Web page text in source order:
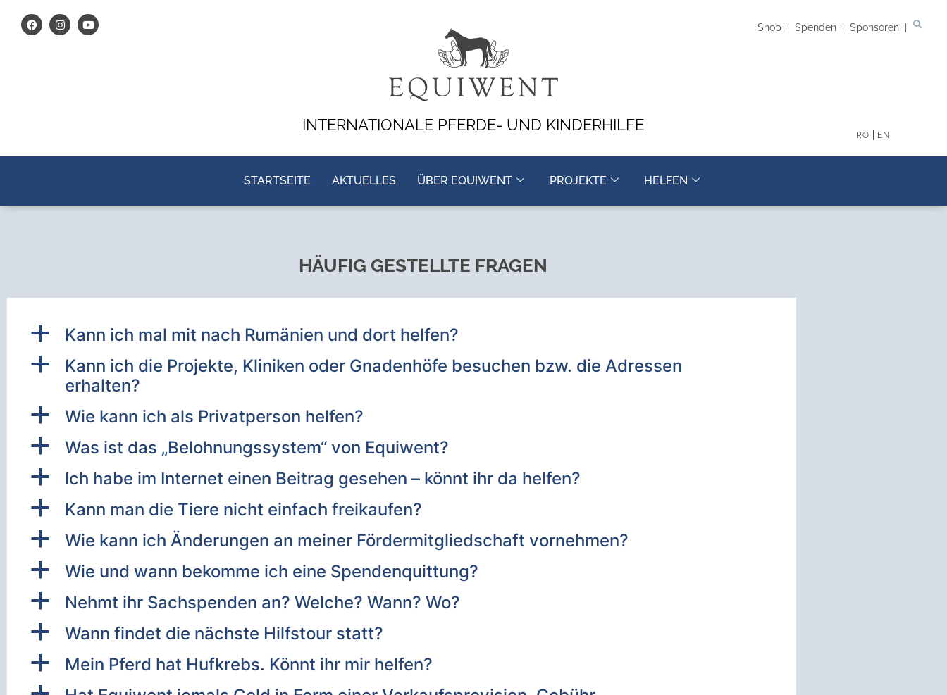
Shop Spenden Sponsoren
INTERNATIONALE PFERDE- UND KINDERHILFE
RO EN
STARTSEITE AKTUELLES ÜBER EQUIWENT PROJEKTE HELFEN
HÄUFIG GESTELLTE FRAGEN
a Kann ich mal mit nach Rumänien und dort helfen?
a
Kann ich die Projekte, Kliniken oder Gnadenhöfe besuchen bzw. die Adressen
erhalten?
a Wie kann ich als Privatperson helfen?
a Was ist das „Belohnungssystem“ von Equiwent?
a Ich habe im Internet einen Beitrag gesehen – könnt ihr da helfen?
a Kann man die Tiere nicht einfach freikaufen?
a Wie kann ich Änderungen an meiner Fördermitgliedschaft vornehmen?
a Wie und wann bekomme ich eine Spendenquittung?
a Nehmt ihr Sachspenden an? Welche? Wann? Wo?
a Wann findet die nächste Hilfstour statt?
a Mein Pferd hat Hufkrebs. Könnt ihr mir helfen?